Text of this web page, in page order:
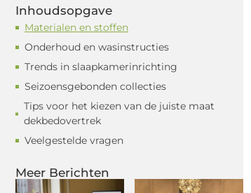
Inhoudsopgave
Materialen en stoffen
Onderhoud en wasinstructies
Trends in slaapkamerinrichting
Seizoensgebonden collecties
Tips voor het kiezen van de juiste maat
dekbedovertrek
Veelgestelde vragen
Meer Berichten